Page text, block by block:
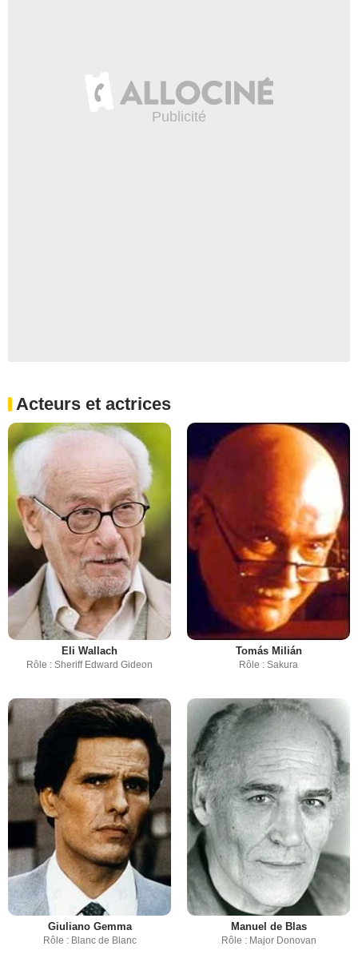
Acteurs et actrices
Eli Wallach
Rôle : Sheriff Edward Gideon
Tomás Milián
Rôle : Sakura
Giuliano Gemma
Rôle : Blanc de Blanc
Manuel de Blas
Rôle : Major Donovan